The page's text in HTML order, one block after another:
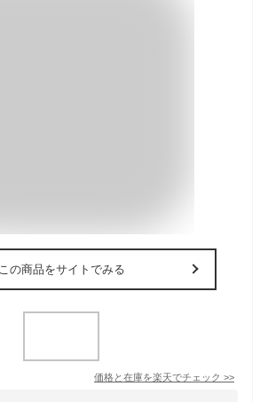
この商品をサイトでみる
価格と在庫を楽天でチェック >>